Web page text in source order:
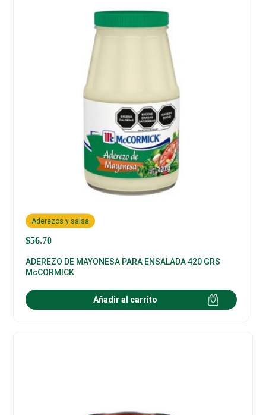
$56.70
Aderezos y salsa
ADEREZO DE MAYONESA PARA ENSALADA 420 GRS
McCORMICK
Añadir al carrito